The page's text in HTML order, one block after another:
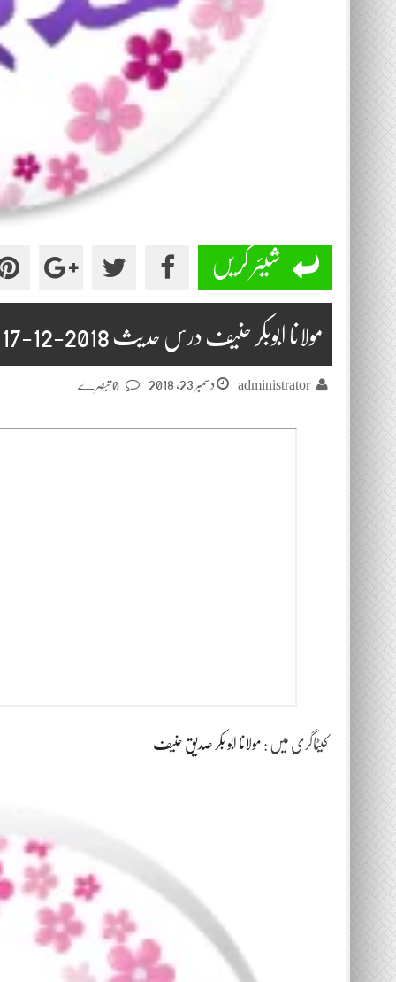
شیئر کریں
مولانا ابوبکر حنیف درس حدیث 2018-12-17
administrator دسمبر 23, 2018
کیٹاگری میں : مولانا ابو بکر صدیق حنیف